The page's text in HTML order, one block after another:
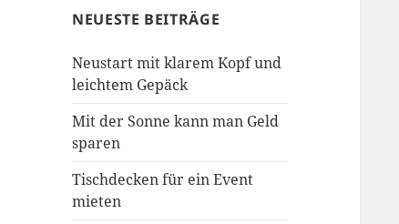
NEUESTE BEITRÄGE
Neustart mit klarem Kopf und
leichtem Gepäck
Mit der Sonne kann man Geld
sparen
Tischdecken für ein Event
mieten